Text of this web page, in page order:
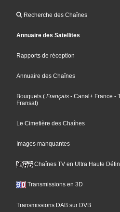
Recherche des Chaînes
Annuaire des Satellites
Rapports de réception
Annuaire des Chaînes
Bouquets ( Français - Canal+ France -
Fransat)
Le Cimetière des Chaînes
Images manquantes
Chaînes TV en Ultra Haute
Transmissions en 3D
Transmissions DAB sur DVB